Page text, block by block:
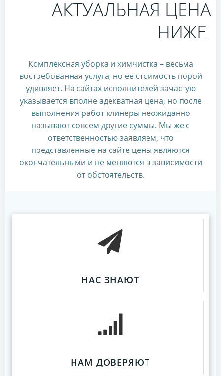
АКТУАЛЬНАЯ ЦЕНА
НИЖЕ
Комплексная уборка и химчистка – весьма
востребованная услуга, но ее стоимость порой
удивляет. На сайтах исполнителей зачастую
указывается вполне адекватная цена, но после
выполнения работ клинеры неожиданно
называют совсем другие суммы. Мы же с
ответственностью заявляем, что
представленные на сайте цены являются
окончательными и не меняются в зависимости
от обстоятельств.
НАС ЗНАЮТ
НАМ ДОВЕРЯЮТ